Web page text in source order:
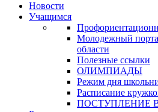
Новости
Учащимся
Молодежный
области
Полезные ссылки
ОЛИМПИАДЫ
Режим дня
Расписание
ПОСТУПЛЕНИЕ